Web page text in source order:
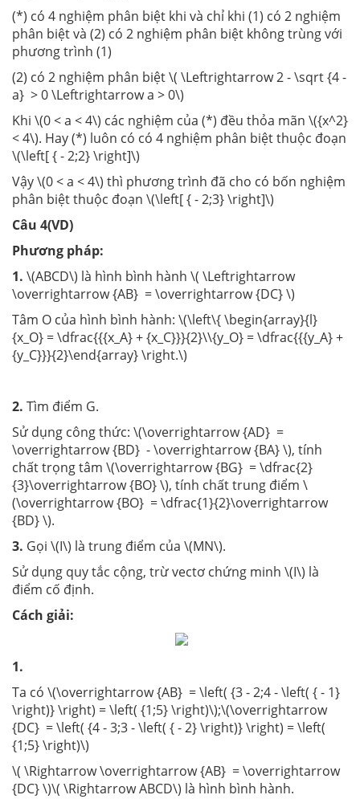
(*) có 4 nghiệm phân biệt khi và chỉ khi (1) có 2 nghiệm
phân biệt và (2) có 2 nghiệm phân biệt không trùng với
phương trình (1)
(2) có 2 nghiệm phân biệt \( \Leftrightarrow 2 - \sqrt {4 -
a} > 0 \Leftrightarrow a > 0\)
Khi \(0 < a < 4\) các nghiệm của (*) đều thỏa mãn \({x^2}
< 4\). Hay (*) luôn có có 4 nghiệm phân biệt thuộc đoạn
\(\left[ { - 2;2} \right]\)
Vậy \(0 < a < 4\) thì phương trình đã cho có bốn nghiệm
phân biệt thuộc đoạn \(\left[ { - 2;3} \right]\)
Câu 4(VD)
Phương pháp:
1. \(ABCD\) là hình bình hành \( \Leftrightarrow
\overrightarrow {AB} = \overrightarrow {DC} \)
Tâm O của hình bình hành: \(\left\{ \begin{array}{l}
{x_O} = \dfrac{{{x_A} + {x_C}}}{2}\\{y_O} = \dfrac{{{y_A} +
{y_C}}}{2}\end{array} \right.\)
2. Tìm điểm G.
Sử dụng công thức: \(\overrightarrow {AD} =
\overrightarrow {BD} - \overrightarrow {BA} \), tính
chất trọng tâm \(\overrightarrow {BG} = \dfrac{2}
{3}\overrightarrow {BO} \), tính chất trung điểm \
(\overrightarrow {BO} = \dfrac{1}{2}\overrightarrow
{BD} \).
3. Gọi \(I\) là trung điểm của \(MN\).
Sử dụng quy tắc cộng, trừ vectơ chứng minh \(I\) là
điểm cố định.
Cách giải:
1.
Ta có \(\overrightarrow {AB} = \left( {3 - 2;4 - \left( { - 1}
\right)} \right) = \left( {1;5} \right)\);\(\overrightarrow
{DC} = \left( {4 - 3;3 - \left( { - 2} \right)} \right) = \left(
{1;5} \right)\)
\( \Rightarrow \overrightarrow {AB} = \overrightarrow
{DC} \)\( \Rightarrow ABCD\) là hình bình hành.